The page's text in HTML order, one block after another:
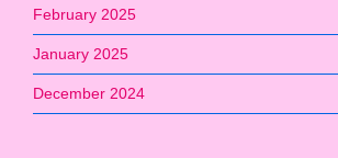
February 2025
January 2025
December 2024